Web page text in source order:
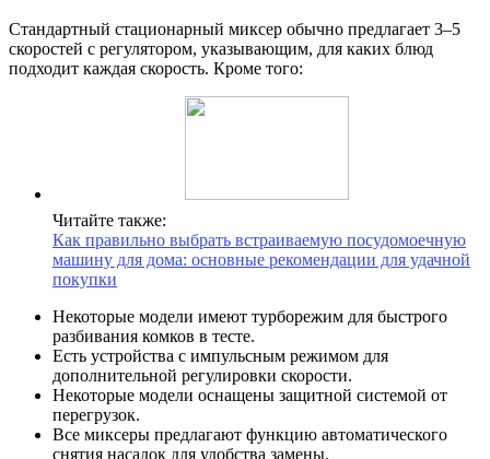
Стандартный стационарный миксер обычно предлагает 3–5
скоростей с регулятором, указывающим, для каких блюд
подходит каждая скорость. Кроме того:
Читайте также:
Как правильно выбрать встраиваемую посудомоечную
машину для дома: основные рекомендации для удачной
покупки
Некоторые модели имеют турборежим для быстрого
разбивания комков в тесте.
Есть устройства с импульсным режимом для
дополнительной регулировки скорости.
Некоторые модели оснащены защитной системой от
перегрузок.
Все миксеры предлагают функцию автоматического
снятия насадок для удобства замены.